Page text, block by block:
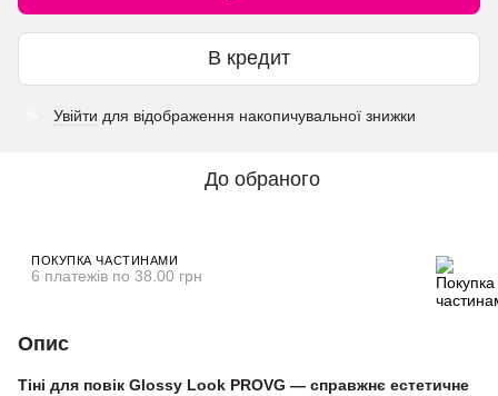
В кредит
Увійти для відображення накопичувальної знижки
До обраного
ПОКУПКА ЧАСТИНАМИ
6 платежів по 38.00 грн
Опис
Тіні для повік Glossy Look PROVG — справжнє естетичне